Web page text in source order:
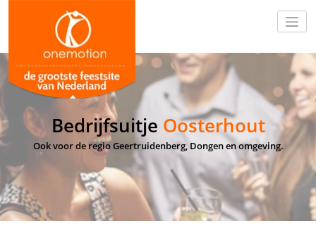
Bedrijfsuitje Oosterhout
Ook voor de regio Geertruidenberg, Dongen en omgeving.